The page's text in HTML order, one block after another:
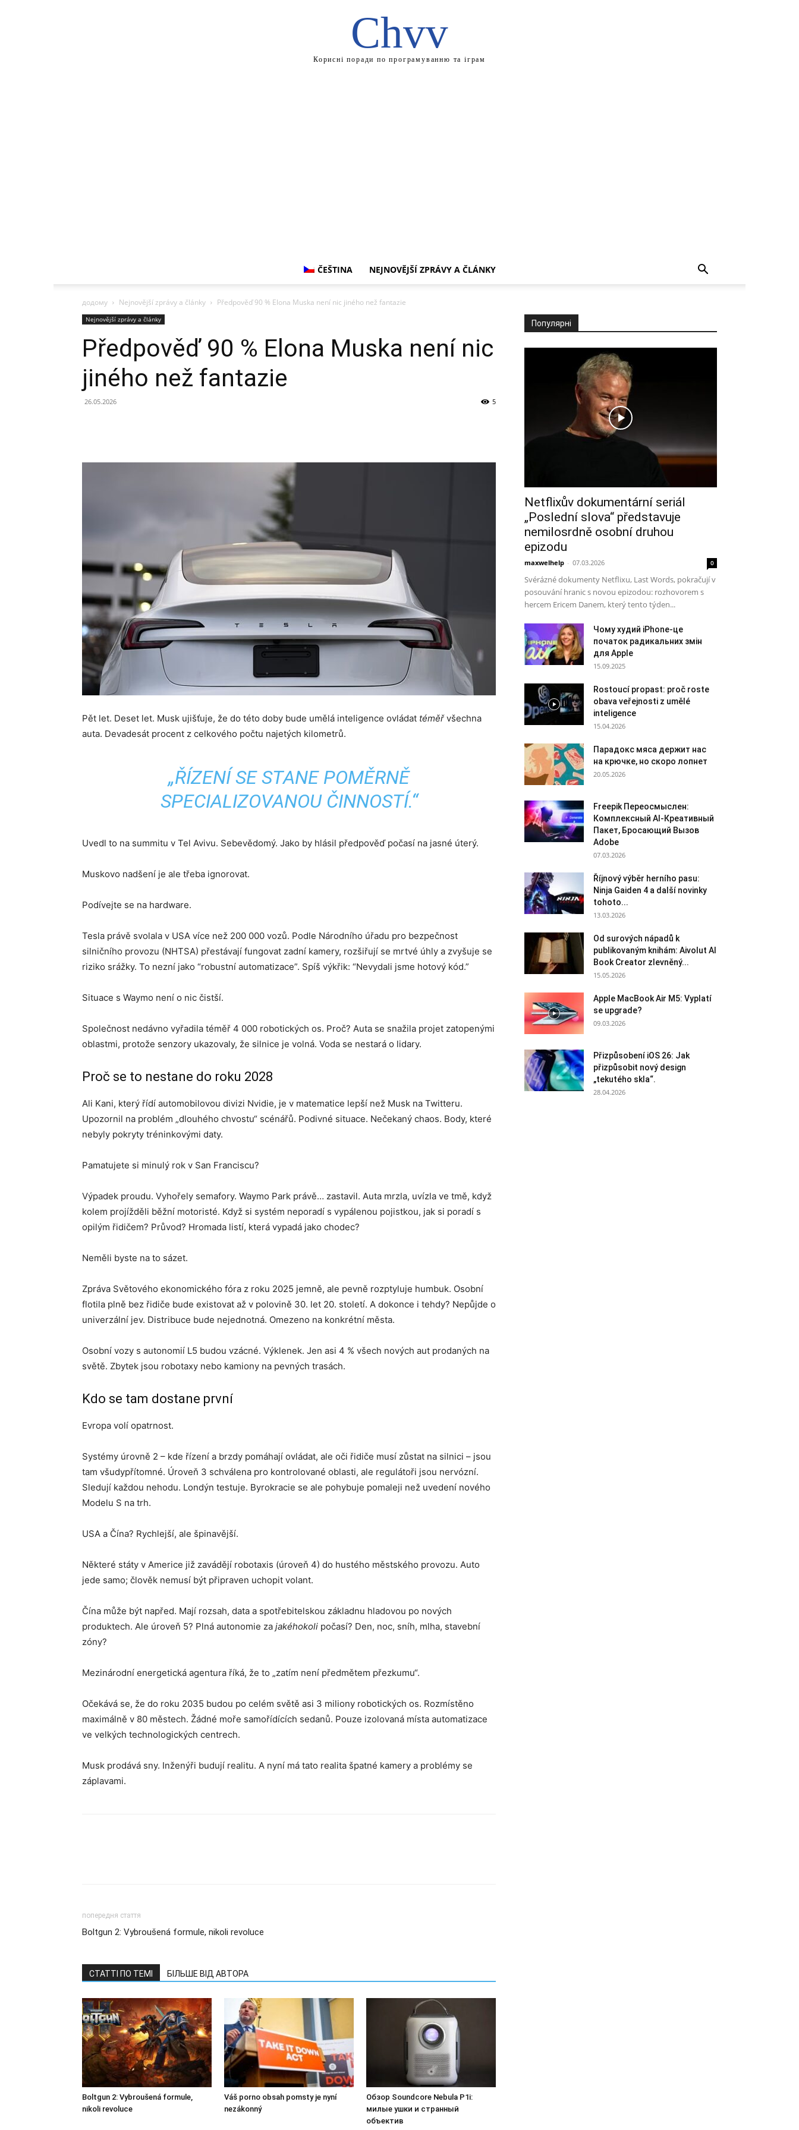
Chvv
Корисні поради по програмуванню та іграм
ČEŠTINA NEJNOVĚJŠÍ ZPRÁVY A ČLÁNKY
додому Nejnovější zprávy a články Předpověď 90 % Elona Muska není nic jiného než fantazie
Nejnovější zprávy a články
Předpověď 90 % Elona Muska není nic
jiného než fantazie
26.05.2026 5
Pět let. Deset let. Musk ujišťuje, že do této doby bude umělá inteligence ovládat téměřvšechna
auta. Devadesát procent z celkového počtu najetých kilometrů.
„ŘÍZENÍ SE STANE POMĚRNĚ
SPECIALIZOVANOU ČINNOSTÍ.“
Uvedl to na summitu v Tel Avivu. Sebevědomý. Jako by hlásil předpověď počasí na jasné úterý.
Muskovo nadšení je ale třeba ignorovat.
Podívejte se na hardware.
Tesla právě svolala v USA více než 200 000 vozů. Podle Národního úřadu pro bezpečnost
silničního provozu (NHTSA) přestávají fungovat zadní kamery, rozšiřují se mrtvé úhly a zvyšuje se
riziko srážky. To nezní jako “robustní automatizace”. Spíš výkřik: “Nevydali jsme hotový kód.”
Situace s Waymo není o nic čistší.
Společnost nedávno vyřadila téměř 4 000 robotických os. Proč? Auta se snažila projet zatopenými
oblastmi, protože senzory ukazovaly, že silnice je volná. Voda se nestará o lidary.
Proč se to nestane do roku 2028
Ali Kani, který řídí automobilovou divizi Nvidie, je v matematice lepší než Musk na Twitteru.
Upozornil na problém „dlouhého chvostu“ scénářů. Podivné situace. Nečekaný chaos. Body, které
nebyly pokryty tréninkovými daty.
Pamatujete si minulý rok v San Franciscu?
Výpadek proudu. Vyhořely semafory. Waymo Park právě… zastavil. Auta mrzla, uvízla ve tmě, když
kolem projížděli běžní motoristé. Když si systém neporadí s vypálenou pojistkou, jak si poradí s
opilým řidičem? Průvod? Hromada listí, která vypadá jako chodec?
Neměli byste na to sázet.
Zpráva Světového ekonomického fóra z roku 2025 jemně, ale pevně rozptyluje humbuk. Osobní
flotila plně bez řidiče bude existovat až v polovině 30. let 20. století. A dokonce i tehdy? Nepůjde o
univerzální jev. Distribuce bude nejednotná. Omezeno na konkrétní města.
Osobní vozy s autonomií L5 budou vzácné. Výklenek. Jen asi 4 % všech nových aut prodaných na
světě. Zbytek jsou robotaxy nebo kamiony na pevných trasách.
Kdo se tam dostane první
Evropa volí opatrnost.
Systémy úrovně 2 – kde řízení a brzdy pomáhají ovládat, ale oči řidiče musí zůstat na silnici – jsou
tam všudypřítomné. Úroveň 3 schválena pro kontrolované oblasti, ale regulátoři jsou nervózní.
Sledují každou nehodu. Londýn testuje. Byrokracie se ale pohybuje pomaleji než uvedení nového
Modelu S na trh.
USA a Čína? Rychlejší, ale špinavější.
Některé státy v Americe již zavádějí robotaxis (úroveň 4) do hustého městského provozu. Auto
jede samo; člověk nemusí být připraven uchopit volant.
Čína může být napřed. Mají rozsah, data a spotřebitelskou základnu hladovou po nových
produktech. Ale úroveň 5? Plná autonomie za jakéhokoli počasí? Den, noc, sníh, mlha, stavební
zóny?
Mezinárodní energetická agentura říká, že to „zatím není předmětem přezkumu“.
Očekává se, že do roku 2035 budou po celém světě asi 3 miliony robotických os. Rozmístěno
maximálně v 80 městech. Žádné moře samořídících sedanů. Pouze izolovaná místa automatizace
ve velkých technologických centrech.
Musk prodává sny. Inženýři budují realitu. A nyní má tato realita špatné kamery a problémy se
záplavami.
попередня стаття
Boltgun 2: Vybroušená formule, nikoli revoluce
СТАТТІ ПО ТЕМІ БІЛЬШЕ ВІД АВТОРА
Boltgun 2: Vybroušená formule,
nikoli revoluce
Váš porno obsah pomsty je nyní
nezákonný
Обзор Soundcore Nebula P1i:
милые ушки и странный
объектив
Популярні
Netflixův dokumentární seriál
„Poslední slova“ představuje
nemilosrdně osobní druhou
epizodu
maxwelhelp - 07.03.2026 0
Svérázné dokumenty Netflixu, Last Words, pokračují v
posouvání hranic s novou epizodou: rozhovorem s
hercem Ericem Danem, který tento týden...
Чому худий iPhone-це
початок радикальних змін
для Apple
15.09.2025
Rostoucí propast: proč roste
obava veřejnosti z umělé
inteligence
15.04.2026
Парадокс мяса держит нас
на крючке, но скоро лопнет
20.05.2026
Freepik Переосмыслен:
Комплексный AI-Креативный
Пакет, Бросающий Вызов
Adobe
07.03.2026
Říjnový výběr herního pasu:
Ninja Gaiden 4 a další novinky
tohoto...
13.03.2026
Od surových nápadů k
publikovaným knihám: Aivolut AI
Book Creator zlevněný...
15.05.2026
Apple MacBook Air M5: Vyplatí
se upgrade?
09.03.2026
Přizpůsobení iOS 26: Jak
přizpůsobit nový design
„tekutého skla“.
28.04.2026